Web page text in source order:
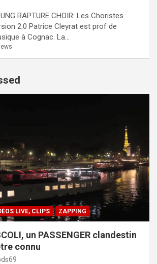
RAPTURE CHOIR: Les Choristes
2.0 Patrice Cleyrat est prof de
à Cognac. La...
LIVE, CLIPS ZAPPING
un PASSENGER clandestin
connu